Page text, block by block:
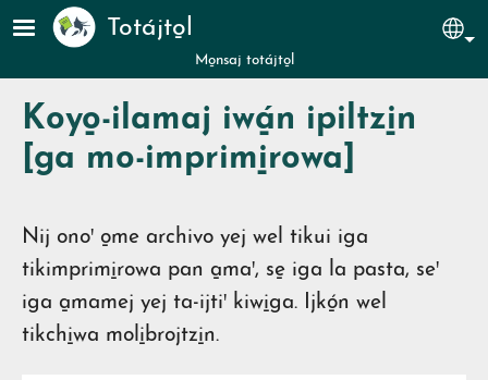
Pasar al contenido principal
Totájto̱l
Mo̱nsaj totájto̱l
Koyo̱-ilamaj iwá̱n ipiltzi̱n
[ga mo-imprimi̱rowa]
Nij onoꞌ o̱me archivo yej wel tikui iga
tikimprimi̱rowa pan a̱maꞌ, se̱ iga la pasta, seꞌ
iga a̱mamej yej ta-ijtiꞌ kiwi̱ga. Ijkó̱n wel
tikchi̱wa moli̱brojtzi̱n.